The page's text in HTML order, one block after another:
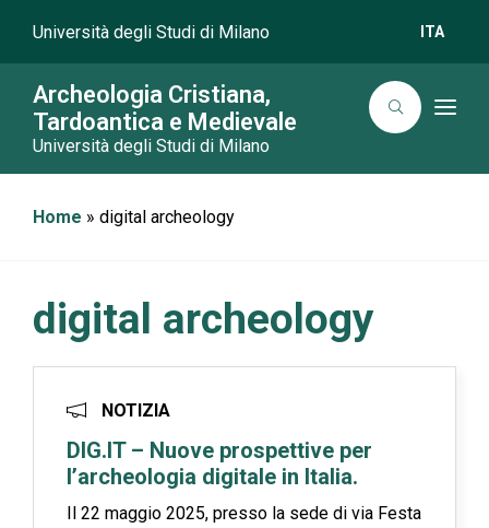
Università degli Studi di Milano ITA
Archeologia Cristiana,
Tardoantica e Medievale
Università degli Studi di Milano
T
Home » digital archeology
digital archeology
NOTIZIA
DIG.IT – Nuove prospettive per
l’archeologia digitale in Italia.
Il 22 maggio 2025, presso la sede di via Festa